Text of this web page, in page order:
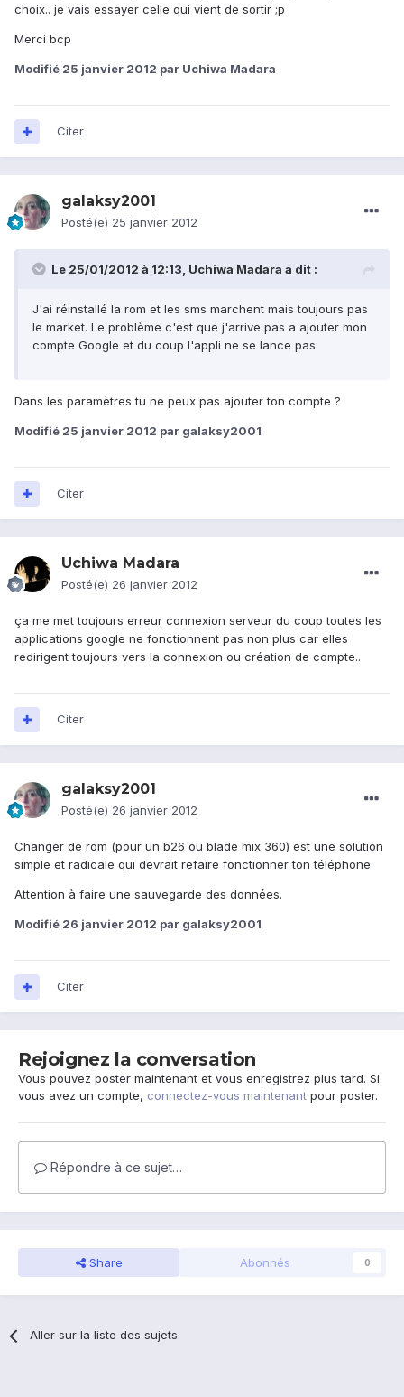
choix.. je vais essayer celle qui vient de sortir ;p
Merci bcp
Modifié 25 janvier 2012 par Uchiwa Madara
Citer
galaksy2001
Posté(e) 25 janvier 2012
Le 25/01/2012 à 12:13, Uchiwa Madara a dit :
J'ai réinstallé la rom et les sms marchent mais toujours pas
le market. Le problème c'est que j'arrive pas a ajouter mon
compte Google et du coup l'appli ne se lance pas
Dans les paramètres tu ne peux pas ajouter ton compte ?
Modifié 25 janvier 2012 par galaksy2001
Citer
Uchiwa Madara
Posté(e) 26 janvier 2012
ça me met toujours erreur connexion serveur du coup toutes les
applications google ne fonctionnent pas non plus car elles
redirigent toujours vers la connexion ou création de compte..
Citer
galaksy2001
Posté(e) 26 janvier 2012
Changer de rom (pour un b26 ou blade mix 360) est une solution
simple et radicale qui devrait refaire fonctionner ton téléphone.
Attention à faire une sauvegarde des données.
Modifié 26 janvier 2012 par galaksy2001
Citer
Rejoignez la conversation
Vous pouvez poster maintenant et vous enregistrez plus tard. Si
vous avez un compte, connectez-vous maintenant pour poster.
Répondre à ce sujet…
Share Abonnés 0
Aller sur la liste des sujets